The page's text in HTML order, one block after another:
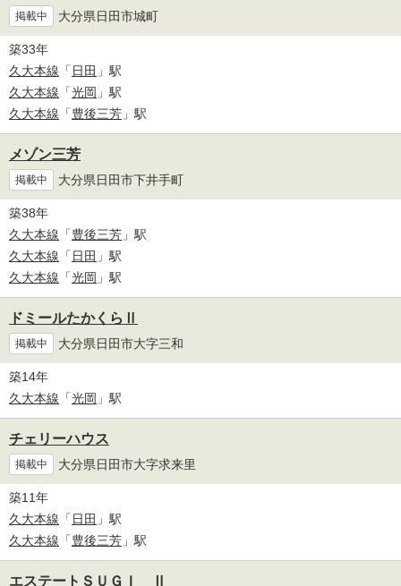
掲載中 大分県日田市城町
築33年
久大本線 「 日田 」駅
久大本線 「光岡 」駅
久大本線 「豊後三芳 」駅
メゾン三芳
掲載中 大分県日田市下井手町
築38年
久大本線 「豊後三芳 」駅
久大本線 「 日田 」駅
久大本線 「光岡 」駅
ドミールたかくらⅡ
掲載中 大分県日田市大字三和
築14年
久大本線 「光岡 」駅
チェリーハウス
掲載中 大分県日田市大字求来里
築11年
久大本線 「 日田 」駅
久大本線 「豊後三芳 」駅
エステートＳＵＧＩ Ⅱ